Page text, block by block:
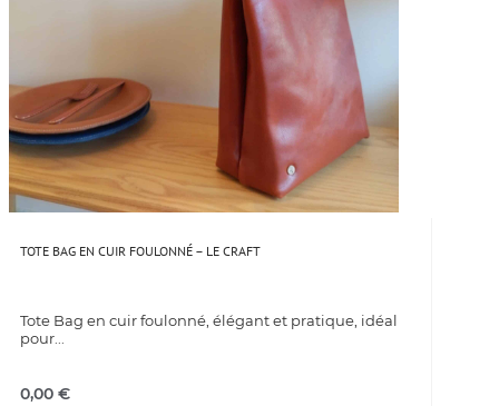
TOTE BAG EN CUIR FOULONNÉ – LE CRAFT
Tote Bag en cuir foulonné, élégant et pratique, idéal
pour...
0,00 €